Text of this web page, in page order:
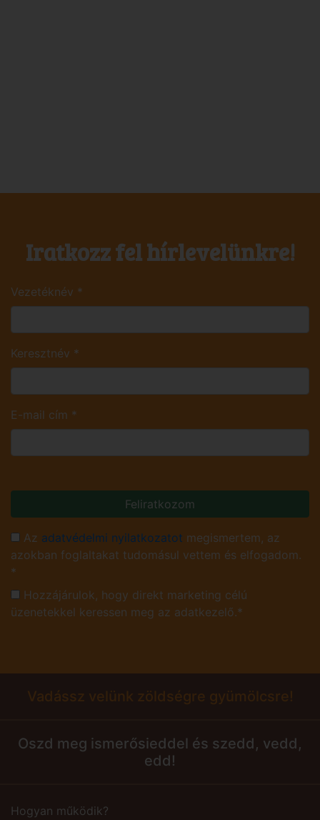
Iratkozz fel hírlevelünkre!
Vezetéknév *
Keresztnév *
E-mail cím *
Feliratkozom
Az adatvédelmi nyilatkozatot megismertem, az
azokban foglaltakat tudomásul vettem és elfogadom.
*
Hozzájárulok, hogy direkt marketing célú
üzenetekkel keressen meg az adatkezelő.*
Vadássz velünk zöldségre gyümölcsre!
Oszd meg ismerősieddel és szedd, vedd,
edd!
Hogyan működik?